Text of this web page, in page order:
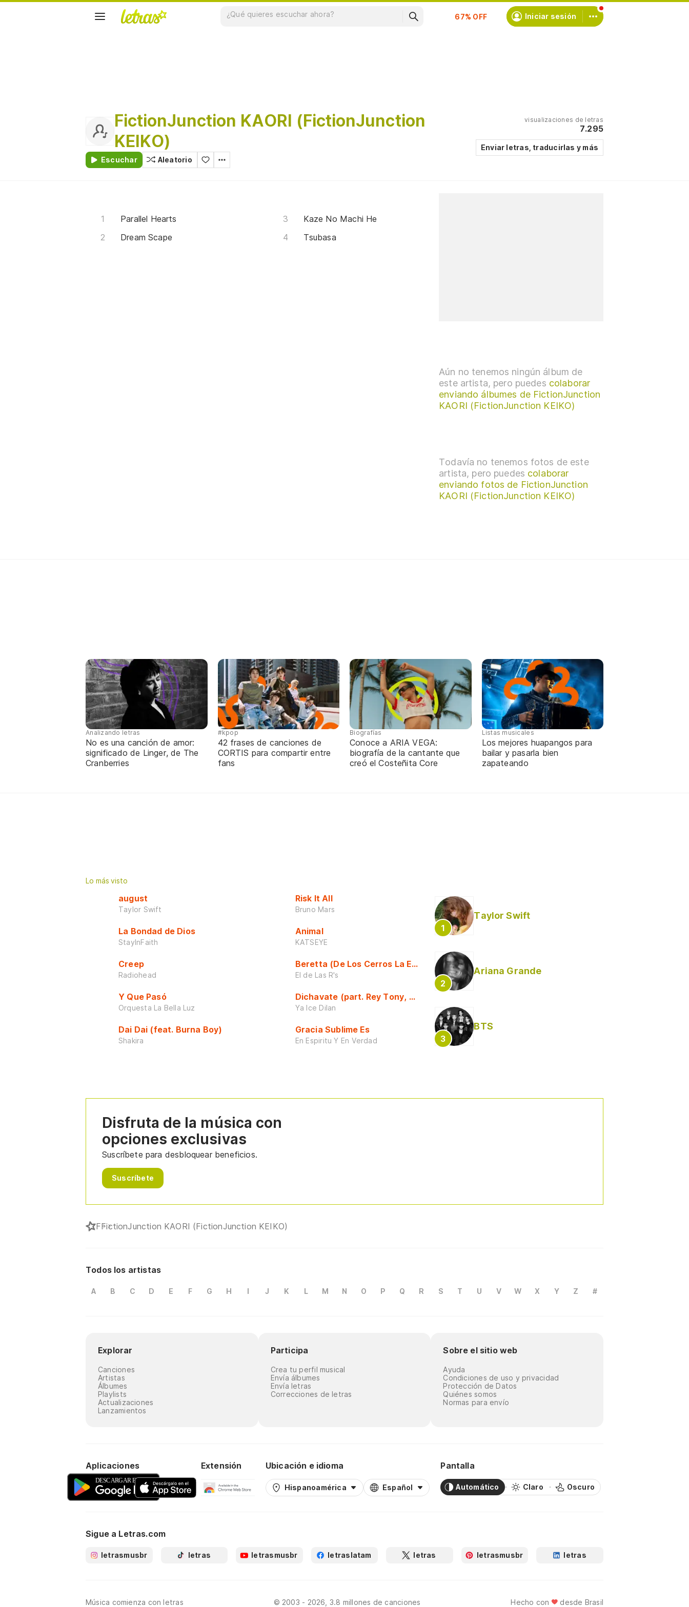
Suscríbete Iniciar sesión
FictionJunction KAORI (FictionJunction
KEIKO)
Escuchar Aleatorio
visualizaciones de letras
7.295
Enviar letras, traducirlas y más
Parallel Hearts
Dream Scape
Kaze No Machi He
Tsubasa
Aún no tenemos ningún álbum de
este artista, pero puedes colaborar
enviando álbumes de FictionJunction
KAORI (FictionJunction KEIKO)
Todavía no tenemos fotos de este
artista, pero puedes colaborar
enviando fotos de FictionJunction
KAORI (FictionJunction KEIKO)
Analizando letras
No es una canción de amor:
significado de Linger, de The
Cranberries
#kpop
42 frases de canciones de
CORTIS para compartir entre
fans
Biografías
Conoce a ARIA VEGA:
biografía de la cantante que
creó el Costeñita Core
Listas musicales
Los mejores huapangos para
bailar y pasarla bien
zapateando
Lo más visto
august
Taylor Swift
La Bondad de Dios
StayInFaith
Creep
Radiohead
Y Que Pasó
Orquesta La Bella Luz
Dai Dai (feat. Burna Boy)
Shakira
Risk It All
Bruno Mars
Animal
KATSEYE
Beretta (De Los Cerros La Escuela)
El de Las R's
Dichavate (part. Rey Tony, Dj Honda y Helabusador) [explícita]
Ya Ice Dilan
Gracia Sublime Es
En Espiritu Y En Verdad
Taylor Swift
Ariana Grande
BTS
Disfruta de la música con
opciones exclusivas
Suscríbete para desbloquear beneficios.
Suscríbete
FFictionJunction KAORI (FictionJunction KEIKO)
Todos los artistas
A B C D E F G H I J K L M N O P Q R S T U V W X Y Z #
Explorar
Canciones
Artistas
Álbumes
Playlists
Actualizaciones
Lanzamientos
Participa
Crea tu perfil musical
Envía álbumes
Envía letras
Correcciones de letras
Sobre el sitio web
Ayuda
Condiciones de uso y privacidad
Protección de Datos
Quiénes somos
Normas para envío
Aplicaciones Extensión Ubicación e idioma
Hispanoamérica Español
Pantalla
Automático Claro Oscuro
Sigue a Letras.com
letrasmusbr letras letrasmusbr letraslatam letras letrasmusbr letras
Música comienza con letras © 2003 - 2026, 3.8 millones de canciones Hecho con desde Brasil